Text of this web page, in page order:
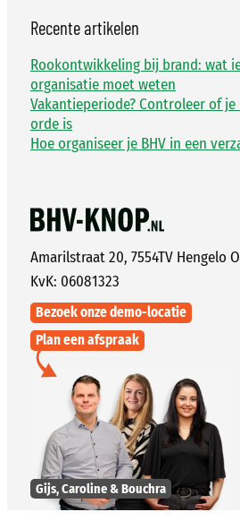
Amarilstraat 20, 7554TV Hengelo
KvK: 06081323
Bezoek onze demo-locatie
Plan een afspraak
Gijs, Caroline & Bouchra
Recente artikelen
Rookontwikkeling bij brand: wat
organisatie moet weten
Vakantieperiode? Controleer of je
orde is
Hoe organiseer je BHV in een